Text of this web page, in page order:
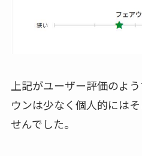
上記がユーザー評価のよ
ウンは少なく個人的には
せんでした。